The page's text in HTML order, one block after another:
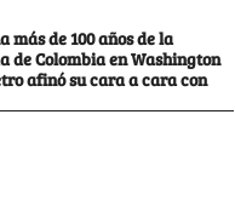
más de 100 años de la
de Colombia en Washington
afinó su cara a cara con